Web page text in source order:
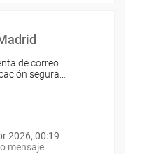
de correo
segura…
2026, 00:19
mensaje